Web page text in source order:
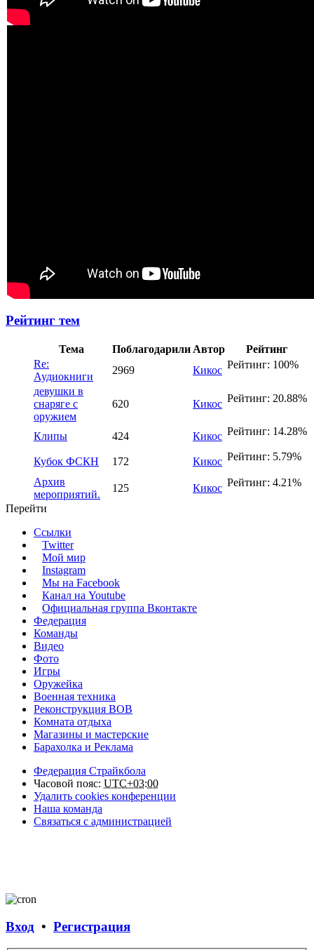
Рейтинг тем
Тема Поблагодарили Автор
Рейтинг
Re:
Аудиокниги
2969 Кикос Рейтинг: 100%
девушки в
снаряге с
оружием
620 Кикос Рейтинг: 20.88%
Клипы 424 Кикос Рейтинг: 14.28%
Кубок ФСКН 172 Кикос Рейтинг: 5.79%
Архив
мероприятий.
125 Кикос Рейтинг: 4.21%
Перейти
Ссылки
Twitter
Мой мир
Instagram
Мы на Facebook
Канал на Youtube
Официальная группа Вконтакте
Федерация
Команды
Видео
Фото
Игры
Оружейка
Военная техника
Реконструкция ВОВ
Комната отдыха
Магазины и мастерские
Барахолка и Реклама
Федерация Страйкбола
Часовой пояс: UTC+03:00
Удалить cookies конференции
Наша команда
Связаться с администрацией
Вход • Регистрация